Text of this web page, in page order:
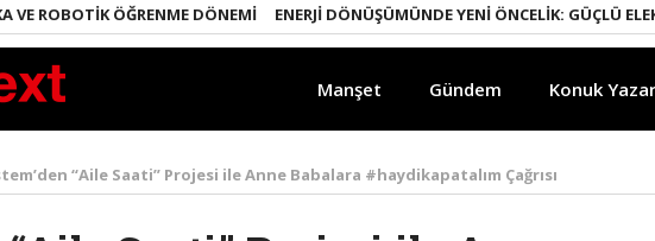
ÖĞRENME DÖNEMI ENERJI DÖNÜŞÜMÜNDE YENI ÖNCELIK: GÜÇLÜ ELEKTRIK
Manşet Gündem Konuk
“Aile Saati” Projesi ile Anne Babalara #haydikapatalım Çağrısı